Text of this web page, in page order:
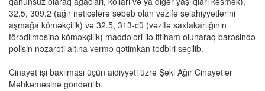
32.5, 309.2 (ağır nəticələrə səbəb olan vəzifə səlahiyyətlərini
aşmağa köməkçilik) və 32.5, 313-cü (vəzifə saxtakarlığının
törədilməsinə köməkçilik) maddələri ilə ittiham olunaraq barəsində
polisin nəzarəti altına vermə qətimkan tədbiri seçilib.
Cinayət işi baxılması üçün aidiyyəti üzrə Şəki Ağır Cinayətlər
Məhkəməsinə göndərilib.